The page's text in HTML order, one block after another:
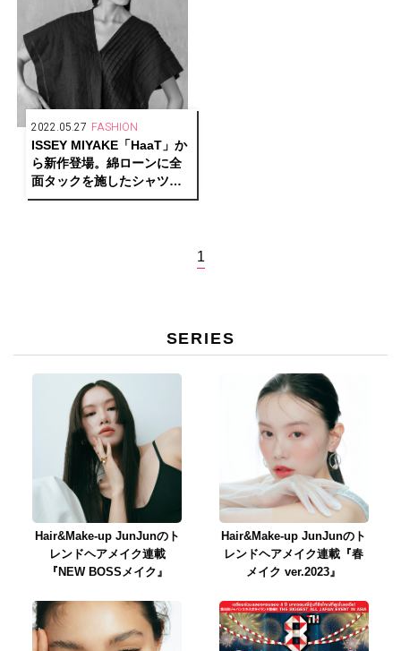
2022.05.27 FASHION
ISSEY MIYAKE「HaaT」か
ら新作登場。綿ローンに全
面タックを施したシャツワ
ンピースや、表面の凹凸が
1
SERIES
Hair&Make-up JunJunのト
レンドヘアメイク連載
『NEW BOSSメイク』
Hair&Make-up JunJunのト
レンドヘアメイク連載『春
メイク ver.2023』